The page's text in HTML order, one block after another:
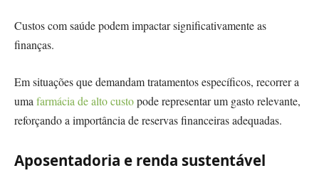
Custos com saúde podem impactar significativamente as
finanças.
Em situações que demandam tratamentos específicos, recorrer a
uma farmácia de alto custopode representar um gasto relevante,
reforçando a importância de reservas financeiras adequadas.
Aposentadoria e renda sustentável